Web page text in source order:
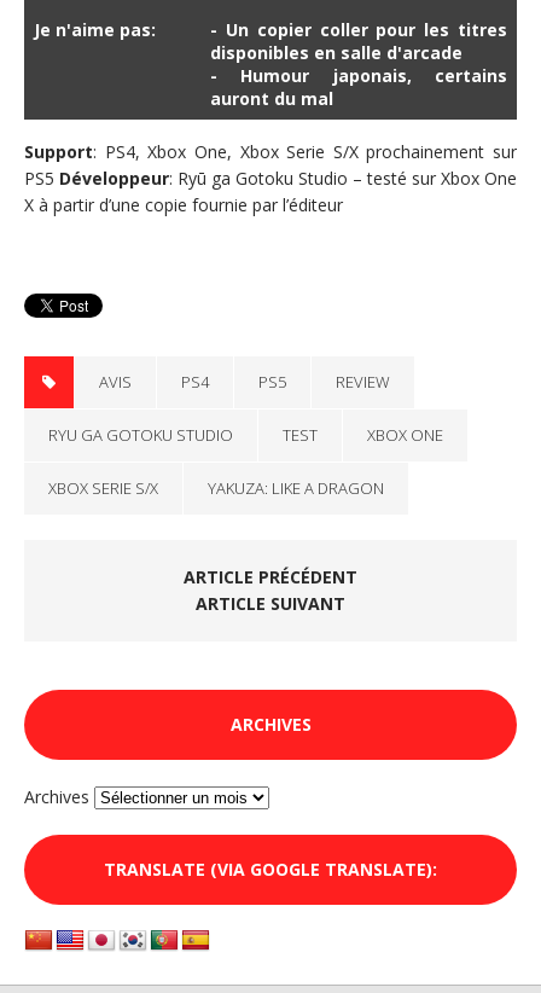
Je n'aime pas:
- Un copier coller pour les titres
disponibles en salle d'arcade
- Humour japonais, certains
auront du mal
Support: PS4, Xbox One, Xbox Serie S/X prochainement sur
PS5 Développeur: Ryū ga Gotoku Studio – testé sur Xbox One
X à partir d’une copie fournie par l’éditeur
AVIS PS4 PS5 REVIEW
RYU GA GOTOKU STUDIO TEST XBOX ONE
XBOX SERIE S/X YAKUZA: LIKE A DRAGON
ARTICLE PRÉCÉDENT
ARTICLE SUIVANT
ARCHIVES
Archives
TRANSLATE (VIA GOOGLE TRANSLATE):